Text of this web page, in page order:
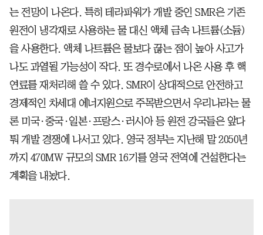
는 전망이 나온다. 특히 테라파워가 개발 중인 SMR은 기존
원전이 냉각재로 사용하는 물 대신 액체 금속 나트륨(소듐)
을 사용한다. 액체 나트륨은 물보다 끊는 점이 높아 사고가
나도 과열될 가능성이 작다. 또 경수로에서 나온 사용 후 핵
연료를 재처리해 쓸 수 있다. SMR이 상대적으로 안전하고
경제적인 차세대 에너지원으로 주목받으면서 우리나라는 물
론 미국·중국·일본·프랑스·러시아 등 원전 강국들은 앞다
퉈 개발 경쟁에 나서고 있다. 영국 정부는 지난해 말 2050년
까지 470MW 규모의 SMR 16기를 영국 전역에 건설한다는
계획을 내놨다.